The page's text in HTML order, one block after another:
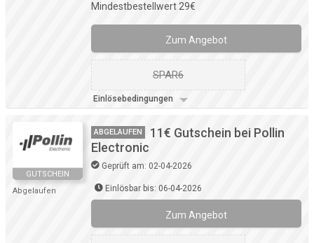
Mindestbestellwert 29€
Zum Angebot
SPAR6
Einlösebedingungen
GUTSCHEIN
Abgelaufen
ABGELAUFEN
11€ Gutschein bei Pollin
Electronic
Geprüft am: 02-04-2026
Einlösbar bis: 06-04-2026
Zum Angebot